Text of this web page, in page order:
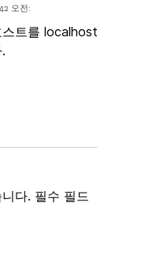
오전:
트를 localhost
다. 필수 필드